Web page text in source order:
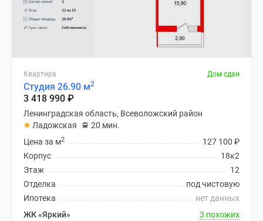
Квартира Дом сдан
Студия 26.90 м2
3 418 990 ₽
Ленинградская область, Всеволожский район
Ладожская
20 мин.
127 100 ₽
Цена за м2
18к2
Корпус
12
Этаж
под чистовую
Отделка
нет данных
Ипотека
ЖК «Яркий»
3 похожих